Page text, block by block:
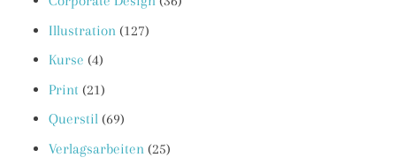
Illustration (127)
Kurse (4)
Print (21)
Querstil (69)
Verlagsarbeiten (25)